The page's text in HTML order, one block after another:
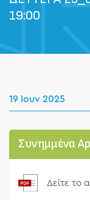
19:00
19 Ιουν 2025
Συνημμένα
Δείτε το